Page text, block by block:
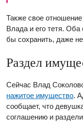
Также свое
Влада и его тетя.
бы сохранить, даже
Раздел
Сейчас Влад
нажитое имущество.
сообщает, что
соглашению и